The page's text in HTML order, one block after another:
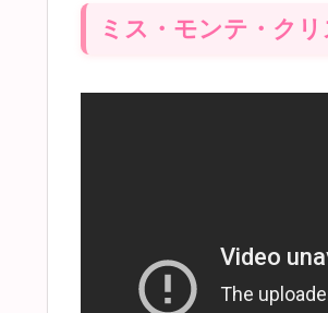
ミス・モンテ・ク